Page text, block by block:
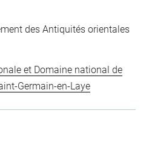
des Antiquités orientales
et Domaine national de
Germain-en-Laye